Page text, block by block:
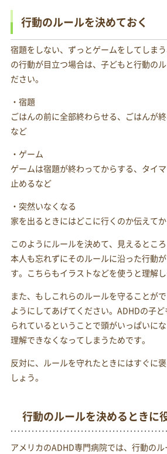
行動のルールを決めておく
宿題をしない、ずっとゲームをしてしま
の行動が目立つ場合は、子どもと行動の
ださい。
・宿題
ごはんの前に全部終わらせる、ごはんが
など
・ゲーム
ゲームは宿題が終わってからする、タイ
止めるなど
・突然いなくなる
家を出るときにはどこに行くのか伝えて
このようにルールを決めて、見えるところ
本人も忘れずにそのルールに沿った行動
す。こちらもイラストなどを使うと理解し
また、もしこれらのルールを守ることが
ようにしてあげてください。ADHDの子
られているということで頭がいっぱいに
理解できなくなってしまうためです。
反対に、ルールを守れたときにはすぐに
しょう。
行動のルールを決めるときに
アメリカのADHD専門病院では、行動の